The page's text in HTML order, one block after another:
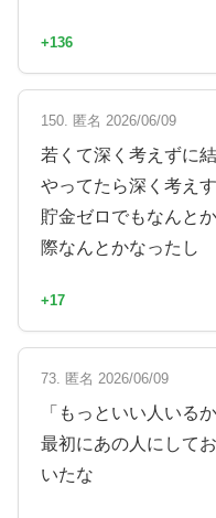
+136
150. 匿名 2026/06/09
若くて深く考えずに
やってたら深く考え
貯金ゼロでもなんと
際なんとかなったし
+17
73. 匿名 2026/06/09
「もっといい人いる
最初にあの人にして
いたな